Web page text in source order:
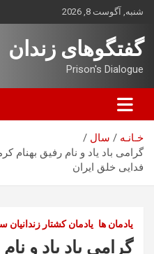
بروید
شنبه, آگوست 8, 2026
گفتگوهای زندان
Prison's Dialogue
خـانـه
سال
گرامی باد یاد و نام رفیق بهنام
فدایی خلق ایران
یادمان ها یادمان کشتار
گرامی باد یاد و